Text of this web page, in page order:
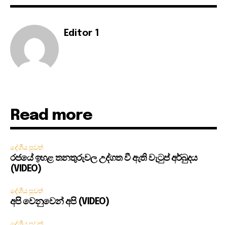
Editor 1
Read more
දේශීය පුවත්
රජයේ ඉහළ තනතුරුවල උද්ගත වී ඇති වැටුප් අර්බුදය
(VIDEO)
දේශීය පුවත්
අපි වෙනුවෙන් අපි (VIDEO)